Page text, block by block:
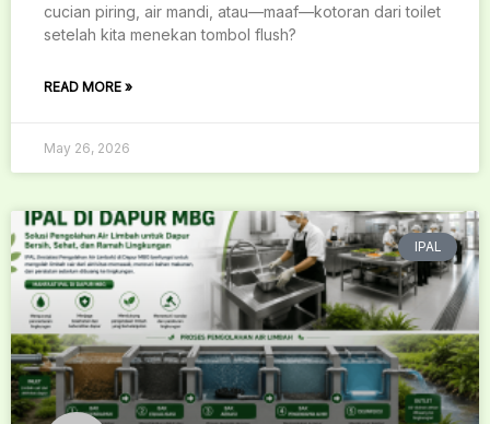
cucian piring, air mandi, atau—maaf—kotoran dari toilet
setelah kita menekan tombol flush?
READ MORE »
May 26, 2026
IPAL